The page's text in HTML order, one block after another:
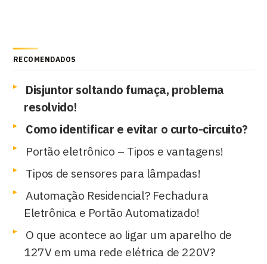
RECOMENDADOS
Disjuntor soltando fumaça, problema
resolvido!
Como identificar e evitar o curto-circuito?
Portão eletrônico – Tipos e vantagens!
Tipos de sensores para lâmpadas!
Automação Residencial? Fechadura
Eletrônica e Portão Automatizado!
O que acontece ao ligar um aparelho de
127V em uma rede elétrica de 220V?